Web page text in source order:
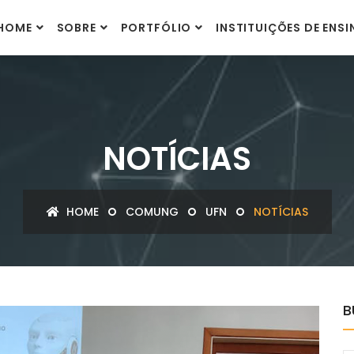
SOBRE PORTFÓLIO INSTITUIÇÕES DE
NOTÍCIAS
HOME COMUNG UFN NOTÍCIAS